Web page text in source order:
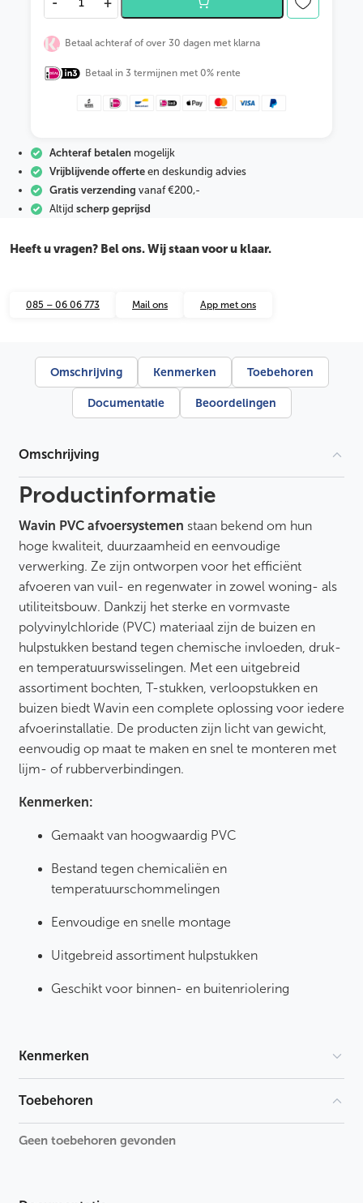
C
M
a
c
u
4
g
s
N
8
n
t
a
l
- +
Betaal achteraf of over 30 dagen met klarna
Betaal in 3 termijnen met 0% rente
Achteraf betalen mogelijk
Vrijblijvende offerte en deskundig advies
Gratis verzending vanaf €200,-
Altijd scherp geprijsd
Heeft u vragen? Bel ons. Wij staan voor u klaar.
085 – 06 06 773 Mail ons App met ons
Omschrijving Kenmerken Toebehoren
Documentatie Beoordelingen
Omschrijving
Productinformatie
Wavin PVC afvoersystemen staan bekend om hun
hoge kwaliteit, duurzaamheid en eenvoudige
verwerking. Ze zijn ontworpen voor het efficiënt
afvoeren van vuil- en regenwater in zowel woning- als
utiliteitsbouw. Dankzij het sterke en vormvaste
polyvinylchloride (PVC) materiaal zijn de buizen en
hulpstukken bestand tegen chemische invloeden, druk-
en temperatuurswisselingen. Met een uitgebreid
assortiment bochten, T-stukken, verloopstukken en
buizen biedt Wavin een complete oplossing voor iedere
afvoerinstallatie. De producten zijn licht van gewicht,
eenvoudig op maat te maken en snel te monteren met
lijm- of rubberverbindingen.
Kenmerken:
Gemaakt van hoogwaardig PVC
Bestand tegen chemicaliën en
temperatuurschommelingen
Eenvoudige en snelle montage
Uitgebreid assortiment hulpstukken
Geschikt voor binnen- en buitenriolering
Kenmerken
Hoek
Toebehoren
Geen toebehoren gevonden